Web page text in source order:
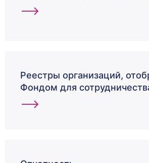
Реестры организаций,
Фондом для